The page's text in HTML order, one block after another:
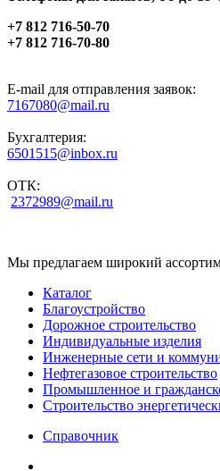
+7 812 716-50-70
+7 812 716-70-80
E-mail для отправления заявок:
7167080@mail.ru
Бухгалтерия:
6501515@inbox.ru
ОТК:
2372989@mail.ru
Мы предлагаем широкий
Каталог
Благоустройство
Дорожное строительство
Индивидуальные изделия
Инженерные сети и
Нефтегазовое строительство
Промышленное и
Строительство
Справочник